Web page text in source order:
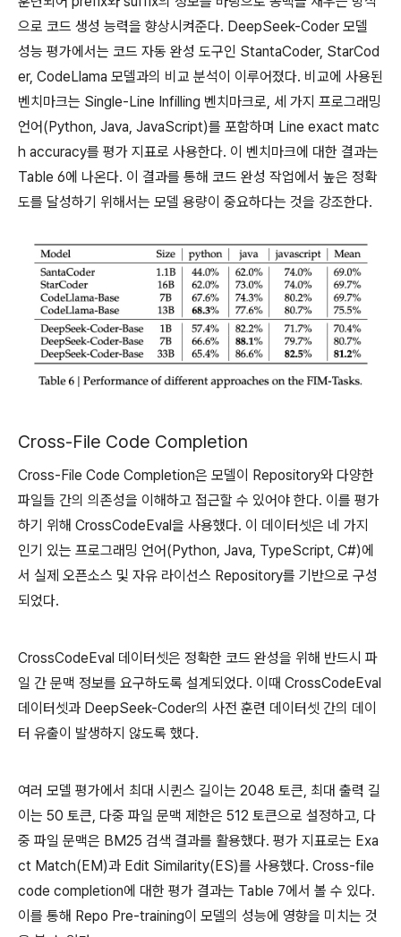
으로 코드 생성 능력을 향상시켜준다. DeepSeek-Coder 모델
성능 평가에서는 코드 자동 완성 도구인 StantaCoder, StarCod
er, CodeLlama 모델과의 비교 분석이 이루어졌다. 비교에 사용된
벤치마크는 Single-Line Infilling 벤치마크로, 세 가지 프로그래밍
언어(Python, Java, JavaScript)를 포함하며 Line exact matc
h accuracy를 평가 지표로 사용한다. 이 벤치마크에 대한 결과는
Table 6에 나온다. 이 결과를 통해 코드 완성 작업에서 높은 정확
도를 달성하기 위해서는 모델 용량이 중요하다는 것을 강조한다.
Cross-File Code Completion
Cross-File Code Completion은 모델이 Repository와 다양한
파일들 간의 의존성을 이해하고 접근할 수 있어야 한다. 이를 평가
하기 위해 CrossCodeEval을 사용했다. 이 데이터셋은 네 가지
인기 있는 프로그래밍 언어(Python, Java, TypeScript, C#)에
서 실제 오픈소스 및 자유 라이선스 Repository를 기반으로 구성
되었다.
CrossCodeEval 데이터셋은 정확한 코드 완성을 위해 반드시 파
일 간 문맥 정보를 요구하도록 설계되었다. 이때 CrossCodeEval
데이터셋과 DeepSeek-Coder의 사전 훈련 데이터셋 간의 데이
터 유출이 발생하지 않도록 했다.
여러 모델 평가에서 최대 시퀸스 길이는 2048 토큰, 최대 출력 길
이는 50 토큰, 다중 파일 문맥 제한은 512 토큰으로 설정하고, 다
중 파일 문맥은 BM25 검색 결과를 활용했다. 평가 지표로는 Exa
ct Match(EM)과 Edit Similarity(ES)를 사용했다. Cross-file
code completion에 대한 평가 결과는 Table 7에서 볼 수 있다.
이를 통해 Repo Pre-training이 모델의 성능에 영향을 미치는 것